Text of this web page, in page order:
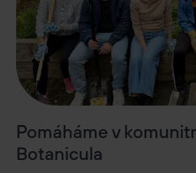
Pomáháme v
Botanicula